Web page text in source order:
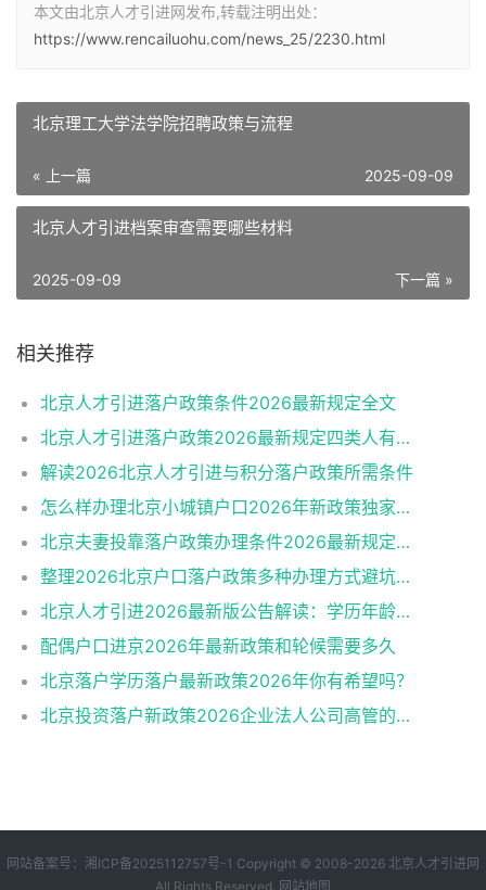
本文由北京人才引进网发布,转载注明出处：
https://www.rencailuohu.com/news_25/2230.html
北京理工大学法学院招聘政策与流程
« 上一篇 2025-09-09
北京人才引进档案审查需要哪些材料
下一篇 »
2025-09-09
相关推荐
北京人才引进落户政策条件2026最新规定全文
北京人才引进落户政策2026最新规定四类人有资格
解读2026北京人才引进与积分落户政策所需条件
怎么样办理北京小城镇户口2026年新政策独家解读
北京夫妻投靠落户政策办理条件2026最新规定消息
整理2026北京户口落户政策多种办理方式避坑指南
北京人才引进2026最新版公告解读：学历年龄是门槛
配偶户口进京2026年最新政策和轮候需要多久
北京落户学历落户最新政策2026年你有希望吗？
北京投资落户新政策2026企业法人公司高管的福音
网站备案号： 湘ICP备2025112757号-1 Copyright © 2008-2026 北京人才引进网
All Rights Reserved. 网站地图